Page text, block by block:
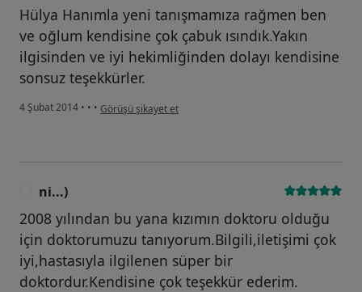
Hülya Hanımla yeni tanışmamıza rağmen ben
ve oğlum kendisine çok çabuk ısındık.Yakın
ilgisinden ve iyi hekimliğinden dolayı kendisine
sonsuz teşekkürler.
4 Şubat 2014 • • • kullanıcının görüşüne göre mi...r
Görüşü şikayet et
ni...)
2008 yılından bu yana kızımın doktoru olduğu
için doktorumuzu tanıyorum.Bilgili,iletişimi çok
iyi,hastasıyla ilgilenen süper bir
doktordur.Kendisine çok teşekkür ederim.